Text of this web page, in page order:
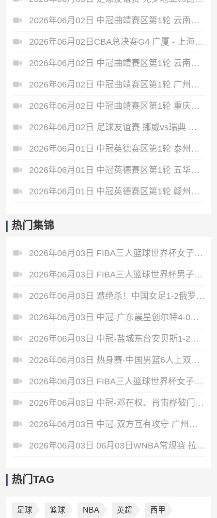
2026年06月02日 中冠曲靖赛区第1轮 云南爨合 VS 四川叁壹捌重龙 全场录像
2026年06月02日CBA总决赛G4 广厦 - 上海 全场录像
2026年06月02日 中冠曲靖赛区第1轮 云南青丘 VS 自贡弘祥电碳 全场录像
2026年06月02日 中冠曲靖赛区第1轮 广州悦高 VS 重庆润麒 全场录像
2026年06月02日 中冠曲靖赛区第1轮 重庆瀚达 VS 贵州飞鹰 全场录像
2026年06月02日 足球友谊赛 挪威vs瑞典 全场录像
2026年06月01日 中冠英德赛区第1轮 泰州早茶黑马 VS 中国澳门U23 全场录像
2026年06月01日 中冠英德赛区第1轮 五华华京 VS 广州联增城澳体 全场录像
2026年06月01日 中冠英德赛区第1轮 赣州红星 VS 盐城东台安贝斯 全场录像
热门集锦
2026年06月03日 FIBA三人篮球世界杯女子小组赛 中国 16 - 21 拉脱维亚 集锦
2026年06月03日 FIBA三人篮球世界杯男子小组赛 新西兰 22 - 19 中国 集锦
2026年06月03日 遭绝杀！中国女足1-2俄罗斯女足 王霜世界波难救主对手86分钟破门
2026年06月03日 中冠-广东晨星创尔特4-0赣州红星 罗凯梅开二度
2026年06月03日 中冠-盐城东台安贝斯1-2广州黄埔志诚 李启涛梅开二度
2026年06月03日 热身赛-中国男篮6人上双胜FMP拉德尼基 王俊杰18+14 徐昕10+8
2026年06月03日 FIBA三人篮球世界杯女子小组赛 菲律宾 12 - 20 中国 集锦
2026年06月03日 中冠-邓在权、肖宙桦破门 中国澳门U23 1-2 五华华京
2026年06月03日 中冠-双方互有攻守 广州联增城澳体0-0泰州早茶黑马
2026年06月03日 06月03日WNBA常规赛 拉斯维加斯王牌79-69洛杉矶火花 全场集锦
热门TAG
足球 篮球 NBA 英超 西甲